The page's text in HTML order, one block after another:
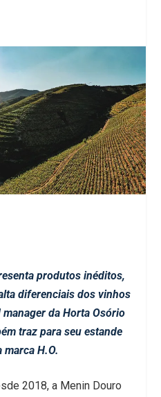
produtos inéditos,
diferenciais dos vinhos
da Horta Osório
traz para seu estande
H.O.
2018, a Menin Douro